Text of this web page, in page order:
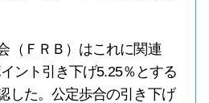
（ＦＲＢ）はこれに関連
ント引き下げ5.25％とする
した。公定歩合の引き下げ